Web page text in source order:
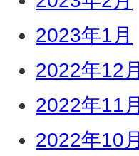
2023年1月
2022年12月
2022年11月
2022年10月